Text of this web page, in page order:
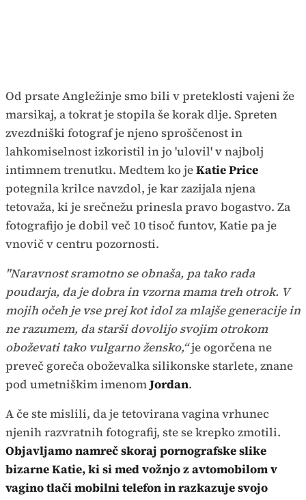
Od prsate Angležinje smo bili v preteklosti vajeni že
marsikaj, a tokrat je stopila še korak dlje. Spreten
zvezdniški fotograf je njeno sproščenost in
lahkomiselnost izkoristil in jo 'ulovil' v najbolj
intimnem trenutku. Medtem ko jeKatie Price
potegnila krilce navzdol, je kar zazijala njena
tetovaža, ki je srečnežu prinesla pravo bogastvo. Za
fotografijo je dobil več 10 tisoč funtov, Katie pa je
vnovič v centru pozornosti.
"Naravnost sramotno se obnaša, pa tako rada
poudarja, da je dobra in vzorna mama treh otrok. V
mojih očeh je vse prej kot idol za mlajše generacije in
ne razumem, da starši dovolijo svojim otrokom
oboževati tako vulgarno žensko,“je ogorčena ne
preveč goreča oboževalka silikonske starlete, znane
pod umetniškim imenomJordan.
A če ste mislili, da je tetovirana vagina vrhunec
njenih razvratnih fotografij, ste se krepko zmotili.
Objavljamo namreč skoraj pornografske slike
bizarne Katie, ki si med vožnjo z avtomobilom v
vagino tlači mobilni telefon in razkazuje svojo